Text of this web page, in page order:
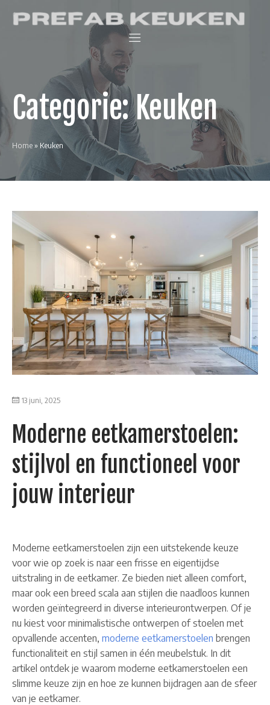
Prefab Keuken
Keukenwinkel
Categorie:Keuken
Home » Keuken
13 juni, 2025
Moderne eetkamerstoelen:
stijlvol en functioneel voor
jouw interieur
Moderne eetkamerstoelen zijn een uitstekende keuze
voor wie op zoek is naar een frisse en eigentijdse
uitstraling in de eetkamer. Ze bieden niet alleen comfort,
maar ook een breed scala aan stijlen die naadloos kunnen
worden geïntegreerd in diverse interieurontwerpen. Of je
nu kiest voor minimalistische ontwerpen of stoelen met
opvallende accenten, moderne eetkamerstoelen brengen
functionaliteit en stijl samen in één meubelstuk. In dit
artikel ontdek je waarom moderne eetkamerstoelen een
slimme keuze zijn en hoe ze kunnen bijdragen aan de sfeer
van je eetkamer.